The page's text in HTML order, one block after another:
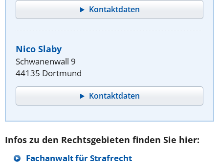
Kontaktdaten
Nico Slaby
Schwanenwall 9
44135 Dortmund
Kontaktdaten
Infos zu den Rechtsgebieten finden Sie hier:
Fachanwalt für Strafrecht